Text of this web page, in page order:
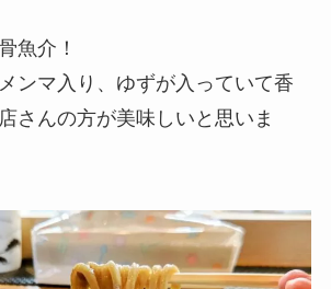
魚介！
ンマ入り、ゆずが入っていて香
さんの方が美味しいと思いま